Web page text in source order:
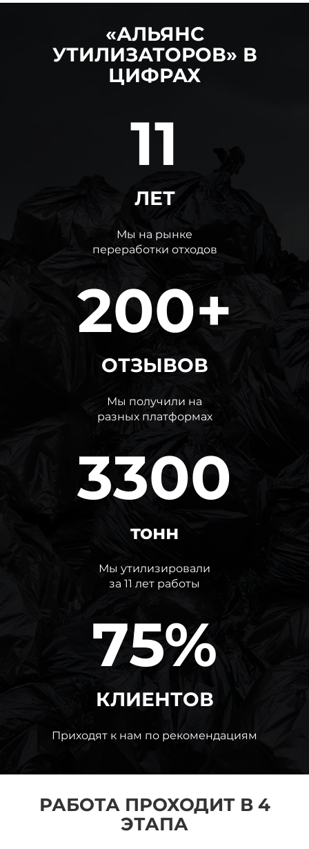
«АЛЬЯНС
УТИЛИЗАТОРОВ» В
ЦИФРАХ
11
ЛЕТ
Мы на рынке
переработки отходов
200+
ОТЗЫВОВ
Мы получили на
разных платформах
3300
тонн
Мы утилизировали
за 11 лет работы
75%
КЛИЕНТОВ
Приходят к нам по рекомендациям
РАБОТА ПРОХОДИТ В 4
ЭТАПА